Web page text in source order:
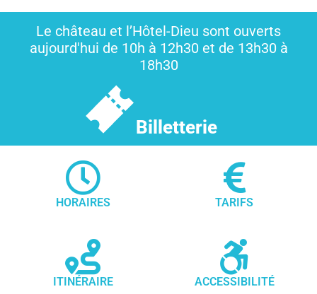
Le château et l’Hôtel-Dieu sont ouverts
aujourd'hui de 10h à 12h30 et de 13h30 à
18h30
Billetterie
HORAIRES TARIFS
ITINÉRAIRE ACCESSIBILITÉ